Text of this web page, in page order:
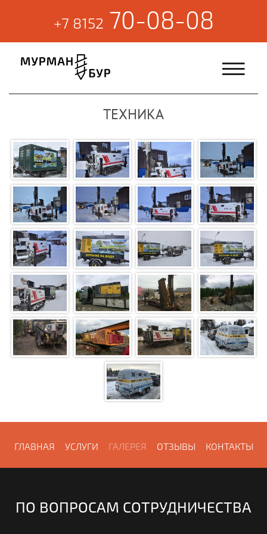
‎+7 8152 70-08-08
ТЕХНИКА
ГЛАВНАЯ УСЛУГИ ГАЛЕРЕЯ ОТЗЫВЫ КОНТАКТЫ
ПО ВОПРОСАМ СОТРУДНИЧЕСТВА